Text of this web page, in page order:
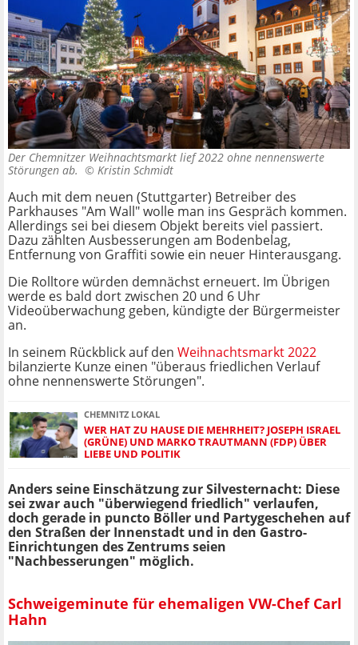
Der Chemnitzer Weihnachtsmarkt lief 2022 ohne nennenswerte
Störungen ab. © Kristin Schmidt
Auch mit dem neuen (Stuttgarter) Betreiber des
Parkhauses "Am Wall" wolle man ins Gespräch kommen.
Allerdings sei bei diesem Objekt bereits viel passiert.
Dazu zählten Ausbesserungen am Bodenbelag,
Entfernung von Graffiti sowie ein neuer Hinterausgang.
Die Rolltore würden demnächst erneuert. Im Übrigen
werde es bald dort zwischen 20 und 6 Uhr
Videoüberwachung geben, kündigte der Bürgermeister
an.
In seinem Rückblick auf den Weihnachtsmarkt 2022
bilanzierte Kunze einen "überaus friedlichen Verlauf
ohne nennenswerte Störungen".
CHEMNITZ LOKAL
WER HAT ZU HAUSE DIE MEHRHEIT? JOSEPH ISRAEL
(GRÜNE) UND MARKO TRAUTMANN (FDP) ÜBER
LIEBE UND POLITIK
Anders seine Einschätzung zur Silvesternacht: Diese
sei zwar auch "überwiegend friedlich" verlaufen,
doch gerade in puncto Böller und Partygeschehen auf
den Straßen der Innenstadt und in den Gastro-
Einrichtungen des Zentrums seien
"Nachbesserungen" möglich.
Schweigeminute für ehemaligen VW-Chef Carl
Hahn